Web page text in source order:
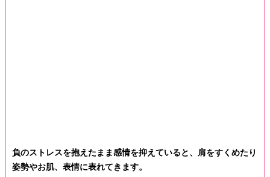
負のストレスを抱えたまま感情を抑えていると、肩をすくめたり
姿勢やお肌、表情に表れてきます。